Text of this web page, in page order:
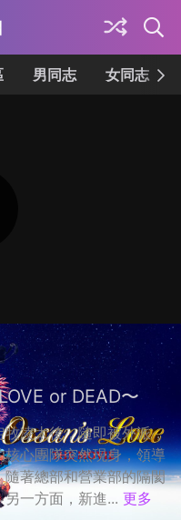
男同志 女同志
or DEAD〜
凌太後，隨即被外派，
心團隊突然現身，領導
著總部和營業部的隔閡
一方面，新進... 更多